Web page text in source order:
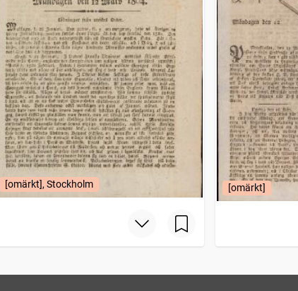
[omärkt], Stockholm [omärkt]